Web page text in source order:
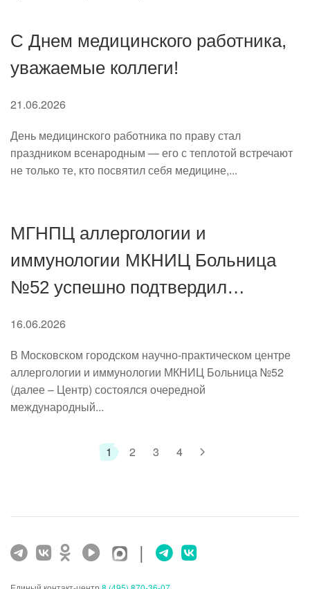
С Днем медицинского работника,
уважаемые коллеги!
21.06.2026
День медицинского работника по праву стал
праздником всенародным — его с теплотой встречают
не только те, кто посвятил себя медицине,...
МГНПЦ аллергологии и
иммунологии МКНИЦ Больница
№52 успешно подтвердил
16.06.2026
В Московском городском научно-практическом центре
аллергологии и иммунологии МКНИЦ Больница №52
(далее – Центр) состоялся очередной
международный...
1 2 3 4
|